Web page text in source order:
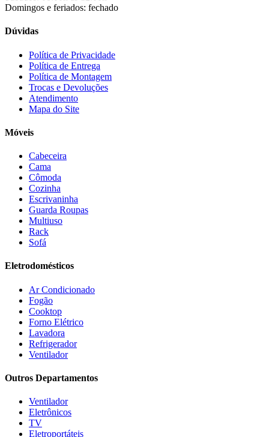
Companhia do Estofado
Cotherm(2)
D' Doro Móveis
Dako(23)
Demóbile(13)
Dômina
Doripel
Estofados solar
Fischer
Giga
Gree(3)
Henn
Hisense
Hot Sat
HP
JB BECHARA
Kaiki Móveis
KAMABEL
Domingos e feriados: fechado
Dúvidas
Política de Privacidade
Política de Entrega
Política de Montagem
Trocas e Devoluções
Atendimento
Mapa do Site
Móveis
Cabeceira
Cama
Cômoda
Cozinha
Escrivaninha
Guarda Roupas
Multiuso
Rack
Sofá
Eletrodomésticos
Ar Condicionado
Fogão
Cooktop
Forno Elétrico
Lavadora
Refrigerador
Ventilador
Outros Departamentos
Ventilador
Eletrônicos
TV
Eletroportáteis